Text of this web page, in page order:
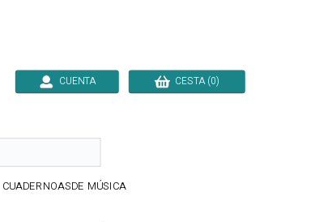
CUENTA CESTA (0)
CUADERNOASDE MÚSICA